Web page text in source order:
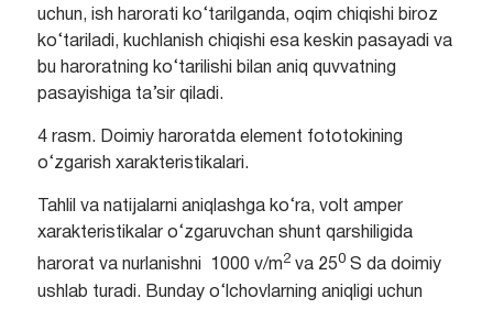
uchun, ish harorati ko‘tarilganda, oqim chiqishi biroz
ko‘tariladi, kuchlanish chiqishi esa keskin pasayadi va
bu haroratning ko‘tarilishi bilan aniq quvvatning
pasayishiga ta’sir qiladi.
4 rasm. Doimiy haroratda element fototokining
o‘zgarish xarakteristikalari.
Tahlil va natijalarni aniqlashga ko‘ra, volt amper
xarakteristikalar o‘zgaruvchan shunt qarshiligida
harorat va nurlanishni 1000 v/m2va 250S da doimiy
ushlab turadi. Bunday o‘lchovlarning aniqligi uchun